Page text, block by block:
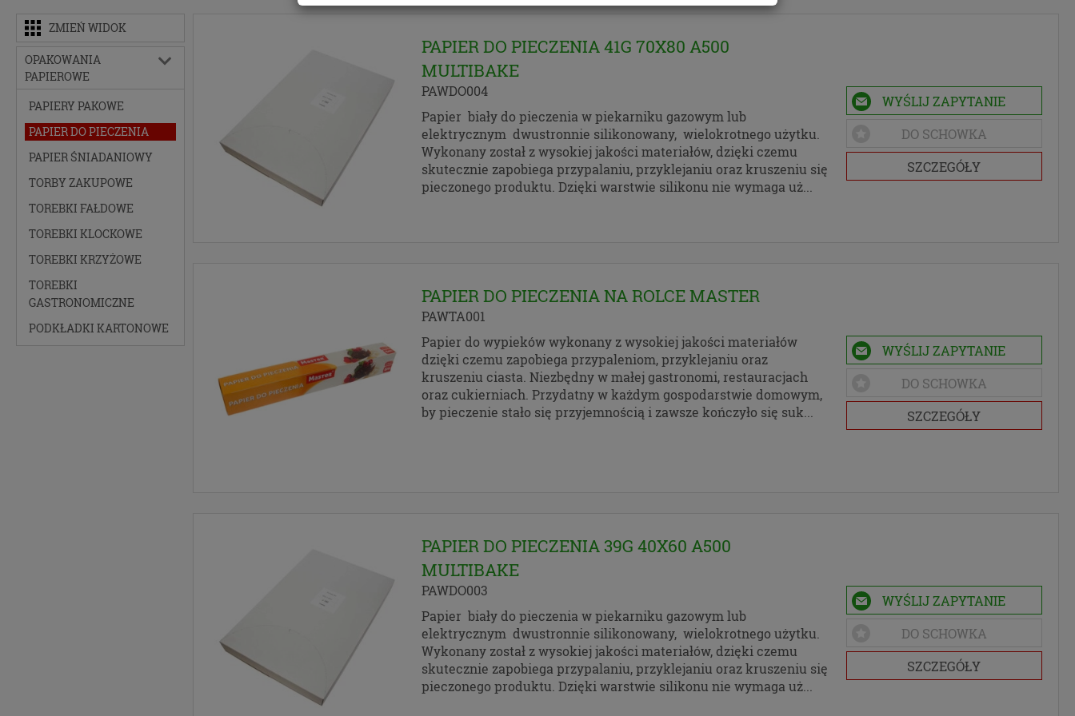
ZMIEŃ WIDOK
OPAKOWANIA
PAPIEROWE
PAPIERY PAKOWE
PAPIER DO PIECZENIA
PAPIER ŚNIADANIOWY
TORBY ZAKUPOWE
TOREBKI FAŁDOWE
TOREBKI KLOCKOWE
TOREBKI KRZYŻOWE
TOREBKI
GASTRONOMICZNE
PODKŁADKI KARTONOWE
PAPIER DO PIECZENIA 41G 70X80 A500
MULTIBAKE
PAWDO004
Papier biały do pieczenia w piekarniku gazowym lub
elektrycznym dwustronnie silikonowany, wielokrotnego użytku.
Wykonany został z wysokiej jakości materiałów, dzięki czemu
skutecznie zapobiega przypalaniu, przyklejaniu oraz kruszeniu się
pieczonego produktu. Dzięki warstwie silikonu nie wymaga uż...
WYŚLIJ ZAPYTANIE
DO SCHOWKA
SZCZEGÓŁY
PAPIER DO PIECZENIA NA ROLCE MASTER
PAWTA001
Papier do wypieków wykonany z wysokiej jakości materiałów
dzięki czemu zapobiega przypaleniom, przyklejaniu oraz
kruszeniu ciasta. Niezbędny w małej gastronomi, restauracjach
oraz cukierniach. Przydatny w każdym gospodarstwie domowym,
by pieczenie stało się przyjemnością i zawsze kończyło się suk...
WYŚLIJ ZAPYTANIE
DO SCHOWKA
SZCZEGÓŁY
PAPIER DO PIECZENIA 39G 40X60 A500
MULTIBAKE
PAWDO003
Papier biały do pieczenia w piekarniku gazowym lub
elektrycznym dwustronnie silikonowany, wielokrotnego użytku.
Wykonany został z wysokiej jakości materiałów, dzięki czemu
skutecznie zapobiega przypalaniu, przyklejaniu oraz kruszeniu się
pieczonego produktu. Dzięki warstwie silikonu nie wymaga uż...
WYŚLIJ ZAPYTANIE
DO SCHOWKA
SZCZEGÓŁY
ustrukturyzowanym powszechnie używanym formacie nadającym się
Masz prawo wniesienia skargi do organu nadzorczego zajmującego się
ochroną danych osobowych, gdy uznasz, iż przetwarzanie danych
osobowych narusza przepisy Rozporządzenia Parlamentu
Europejskiego i Rady (UE) 2016/679 z dnia 27 kwietnia 2016 roku
Twoje dane osobowe będą przetwarzane w sposób zautomatyzowany,
nie będą podlegały profilowaniu.
Administratorem danych jest PCO LUMEX z siedzibą w Krośnie, przy ul.
Pużaka 51B
Inspektorem ochrony danych jest Jan Nowak, z którym można się
zbierania i przetwarzania danych osobowych w celu personalizowania
treści i reklam oraz analizowania ruchu na stronach i w Internecie.
technologii oraz z przepisami, które niebawem wejdą w życie, tak aby dać
Ci pełną wiedzę i komfort w korzystaniu z naszych serwisów
internetowych. Zapoznaj się z poniższymi informacjami przed przejściem
do serwisu. Klikając przycisk „przejdź do serwisu” lub zamykając to okno
zgadzasz się na postanowienia zawarte poniżej.
osobowych i w sprawie swobodnego przepływu takich danych oraz
uchylenia dyrektywy 95/46/WE (określane popularnie jako „RODO”). RODO
obowiązywać będzie w identycznym zakresie we wszystkich krajach Unii
Czym są dane osobowe
Dane osobowe to, zgodnie z RODO, informacje o zidentyfikowanej lub
możliwej do zidentyfikowania osobie fizycznej. W przypadku korzystania z
naszego serwisu takimi danymi są np. adres e-mail, adres IP, a w
przypadku złożenia zamówienia - imię, nazwisko oraz adres. Dane